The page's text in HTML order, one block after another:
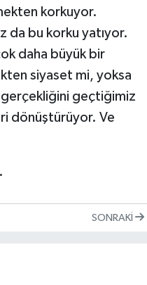
korkuyor.
da bu korku yatıyor.
daha büyük bir
siyaset mi, yoksa
gerçekliğini geçtiğimiz
dönüştürüyor. Ve
SONRAKI